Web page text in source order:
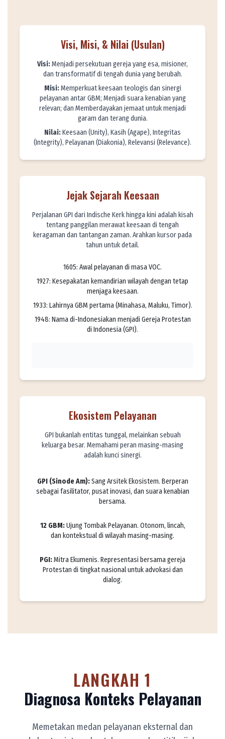
Visi, Misi, & Nilai (Usulan)
Visi:Menjadi persekutuan gereja yang esa, misioner,
dan transformatif di tengah dunia yang berubah.
Misi:Memperkuat keesaan teologis dan sinergi
pelayanan antar GBM; Menjadi suara kenabian yang
relevan; dan Memberdayakan jemaat untuk menjadi
garam dan terang dunia.
Nilai:Keesaan (Unity), Kasih (Agape), Integritas
(Integrity), Pelayanan (Diakonia), Relevansi (Relevance).
Jejak Sejarah Keesaan
Perjalanan GPI dari Indische Kerk hingga kini adalah kisah
tentang panggilan merawat keesaan di tengah
keragaman dan tantangan zaman. Arahkan kursor pada
tahun untuk detail.
1605: Awal pelayanan di masa VOC.
1927: Kesepakatan kemandirian wilayah dengan tetap
menjaga keesaan.
1933: Lahirnya GBM pertama (Minahasa, Maluku, Timor).
1948: Nama di-Indonesiakan menjadi Gereja Protestan
di Indonesia (GPI).
Ekosistem Pelayanan
GPI bukanlah entitas tunggal, melainkan sebuah
keluarga besar. Memahami peran masing-masing
adalah kunci sinergi.
GPI (Sinode Am):Sang Arsitek Ekosistem. Berperan
sebagai fasilitator, pusat inovasi, dan suara kenabian
bersama.
12 GBM:Ujung Tombak Pelayanan. Otonom, lincah,
dan kontekstual di wilayah masing-masing.
PGI:Mitra Ekumenis. Representasi bersama gereja
Protestan di tingkat nasional untuk advokasi dan
dialog.
LANGKAH 1
Diagnosa Konteks Pelayanan
Memetakan medan pelayanan eksternal dan